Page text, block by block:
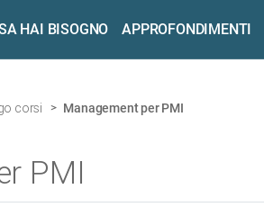
HAI BISOGNO APPROFONDIMENTI
corsi Management per PMI
PMI